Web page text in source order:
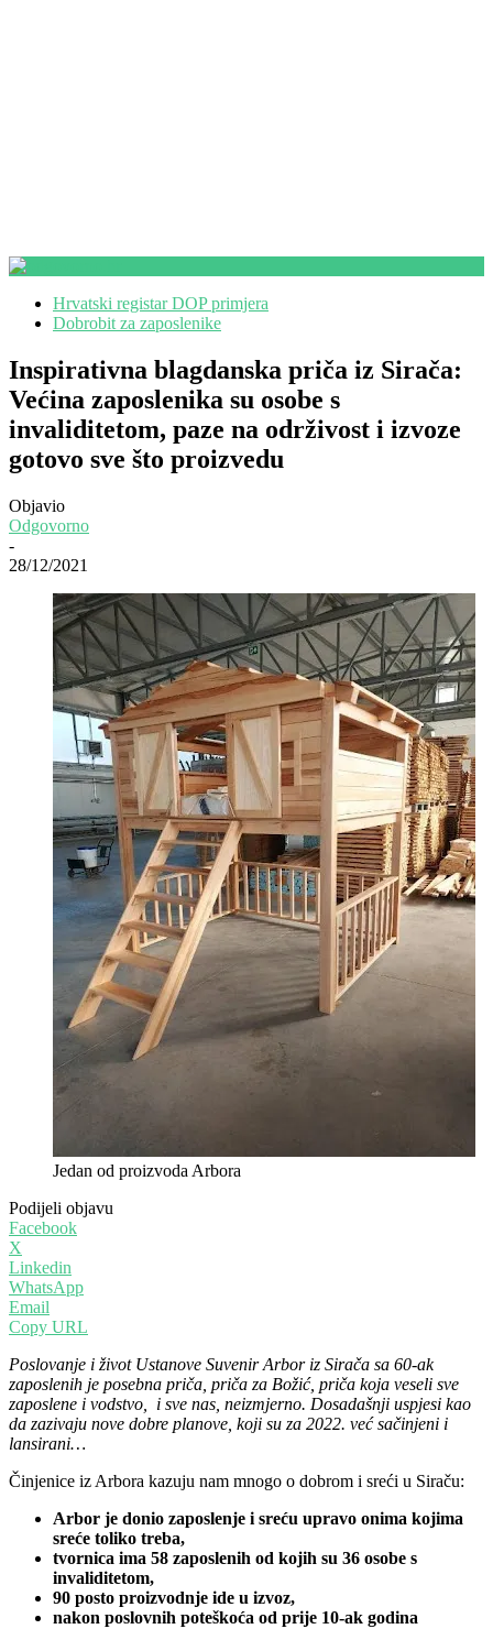
Hrvatski registar DOP primjera
Dobrobit za zaposlenike
Inspirativna blagdanska priča iz Sirača:
Većina zaposlenika su osobe s
invaliditetom, paze na održivost i izvoze
gotovo sve što proizvedu
Objavio
Odgovorno
-
28/12/2021
Jedan od proizvoda Arbora
Podijeli objavu
Facebook
X
Linkedin
WhatsApp
Email
Copy URL
Poslovanje i život Ustanove Suvenir Arbor iz Sirača sa 60-ak
zaposlenih je posebna priča, priča za Božić, priča koja veseli sve
zaposlene i vodstvo, i sve nas, neizmjerno. Dosadašnji uspjesi kao
da zazivaju nove dobre planove, koji su za 2022. već sačinjeni i
lansirani…
Činjenice iz Arbora kazuju nam mnogo o dobrom i sreći u Siraču:
Arbor je donio zaposlenje i sreću upravo onima kojima
sreće toliko treba,
tvornica ima 58 zaposlenih od kojih su 36 osobe s
invaliditetom,
90 posto proizvodnje ide u izvoz,
nakon poslovnih poteškoća od prije 10-ak godina